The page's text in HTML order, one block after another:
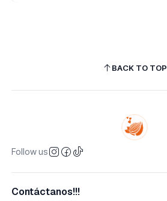
BACK TO TOP
Follow us
Contáctanos!!!